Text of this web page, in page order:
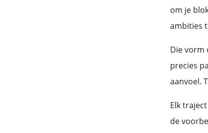
om je
ambities
Die vorm
precies
aanvoel.
Elk
de